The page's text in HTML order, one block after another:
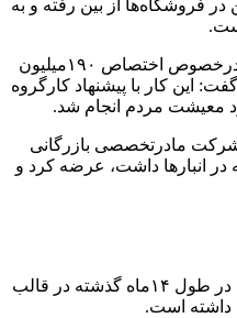
فروشگاه‌ها از بین رفته و به
اکبر فتحی به مصوبه هیأت وزیران درخصوص اختصاص ۱۹۰‌میلیون
این کار با پیشنهاد کارگروه
معیشت مردم انجام شد.
شرکت مادرتخصصی بازرگانی
را که در انبارها داشت، عرضه کرد و
وزیر نفت گفت: میزان فروش نفت در طول ۱۴‌ماه گذشته در قالب
داشته است.